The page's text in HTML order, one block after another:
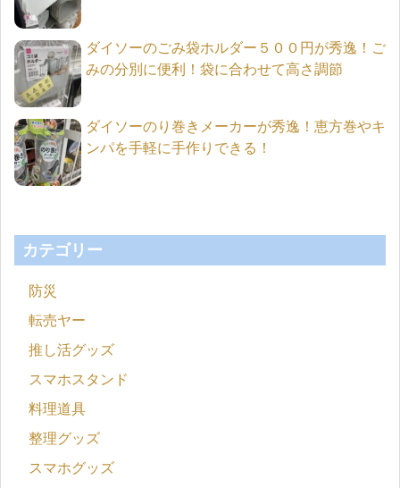
ダイソーのごみ袋ホルダー５００円が秀逸！ご
みの分別に便利！袋に合わせて高さ調節
ダイソーのり巻きメーカーが秀逸！恵方巻やキ
ンパを手軽に手作りできる！
カテゴリー
防災
転売ヤー
推し活グッズ
スマホスタンド
料理道具
整理グッズ
スマホグッズ